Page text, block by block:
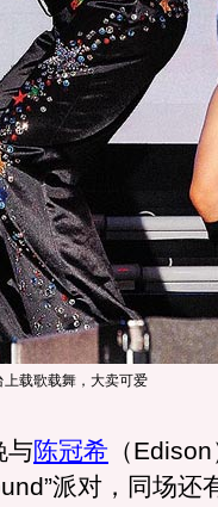
载歌载舞，大卖可爱
陈冠希 （
派对，同场还